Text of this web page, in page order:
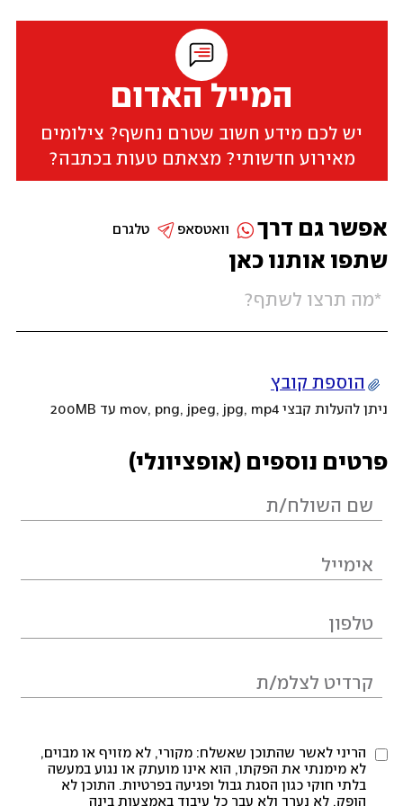
המייל האדום
יש לכם מידע חשוב שטרם נחשף? צילומים
מאירוע חדשותי? מצאתם טעות בכתבה?
שתפו אותנו כאן
הוספת קובץ
ניתן להעלות קבצי mov, png, jpeg, jpg, mp4 עד 200MB
פרטים נוספים (אופציונלי)
הריני לאשר שהתוכן שאשלח: מקורי, לא מזויף או מבוים,
לא מימנתי את הפקתו, הוא אינו מועתק או נגוע במעשה
בלתי חוקי כגון הסגת גבול ופגיעה בפרטיות. התוכן לא
הופק, לא נערך ולא עבר כל עיבוד באמצעות בינה
אפשר גם דרך טלגרם וואטסאפ